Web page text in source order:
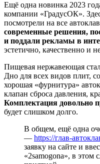
Ещё одна новинка 2023
компании «ГрадусОК».
посмотрели на все
современные решения,
и поддали рекламы в
эстетично, качественно и
Пищевая нержавеющая
Дно для всех видов плит,
хорошая «фурнитура»
клапан сброса давления,
Комплектация довольно
будет слишком долго.
В общем, ещё одна
— https://глав-
заявку на сайте и
«2samogona», в этом